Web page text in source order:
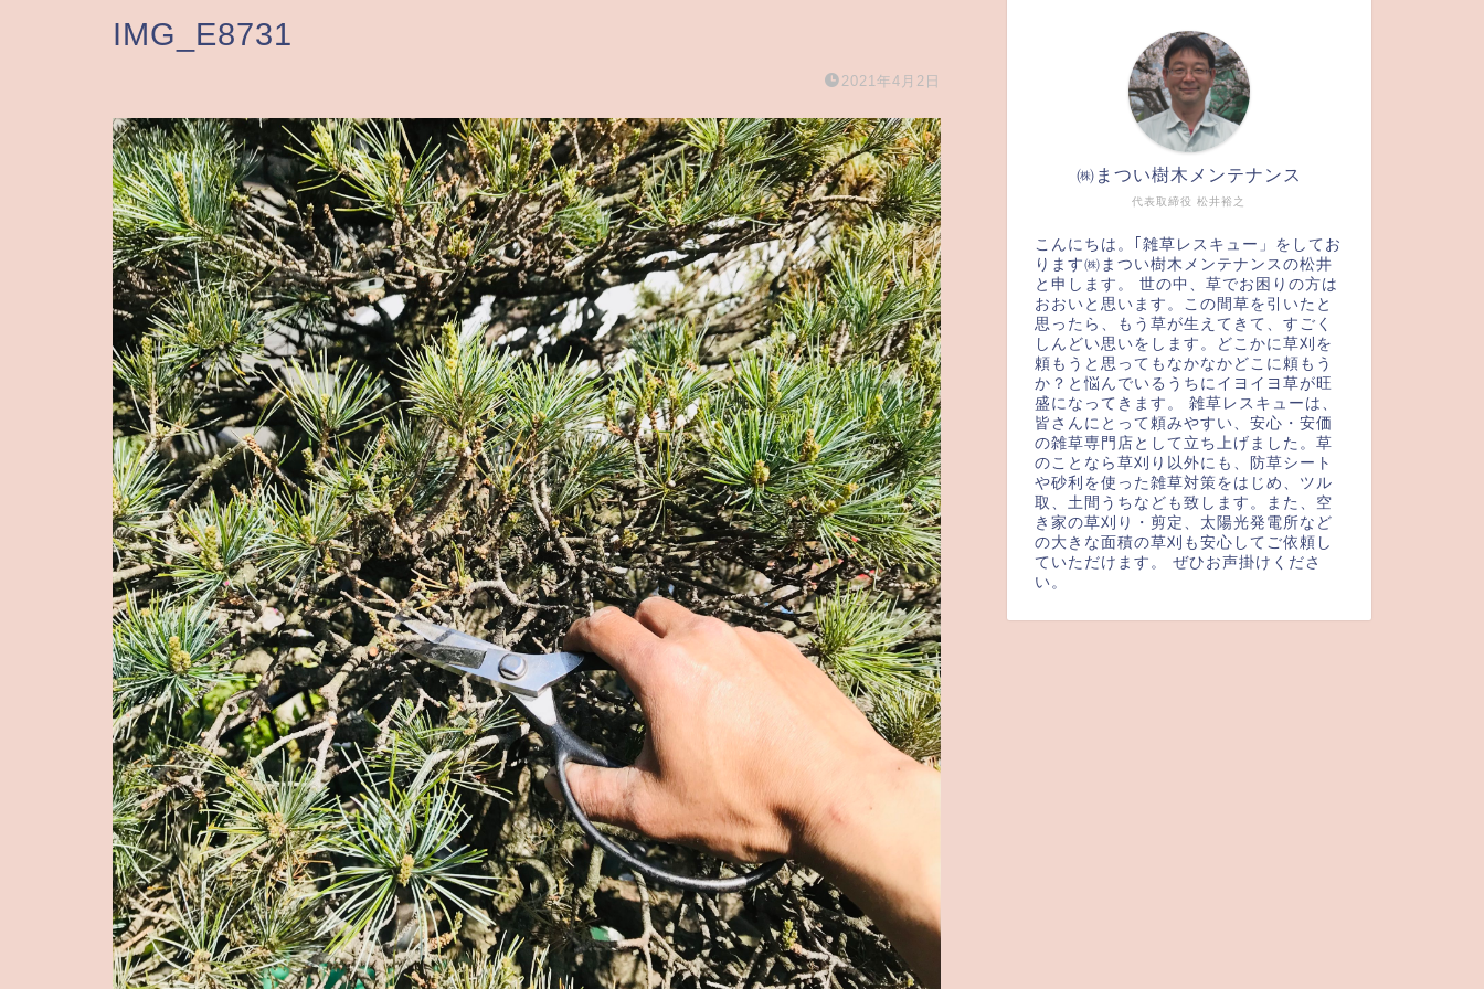
IMG_E8731
2021年4月2日
代表取締役 松井裕之
㈱まつい樹木メンテナンス
こんにちは。｢雑草レスキュー」をしてお
ります㈱まつい樹木メンテナンスの松井
と申します。 世の中、草でお困りの方は
おおいと思います。この間草を引いたと
思ったら、もう草が生えてきて、すごく
しんどい思いをします。どこかに草刈を
頼もうと思ってもなかなかどこに頼もう
か？と悩んでいるうちにイヨイヨ草が旺
盛になってきます。 雑草レスキューは、
皆さんにとって頼みやすい、安心・安価
の雑草専門店として立ち上げました。草
のことなら草刈り以外にも、防草シート
や砂利を使った雑草対策をはじめ、ツル
取、土間うちなども致します。また、空
き家の草刈り・剪定、太陽光発電所など
の大きな面積の草刈も安心してご依頼し
ていただけます。 ぜひお声掛けくださ
い。